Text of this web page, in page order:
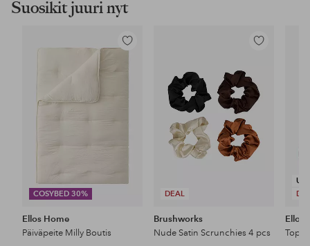
Suosikit juuri nyt
COSYBED 30%
Lisää
Ellos Home
Päiväpeite Milly Boutis
DEAL
Lisää
Brushworks
Nude Satin Scrunchies 4 pcs
Ellos
Top